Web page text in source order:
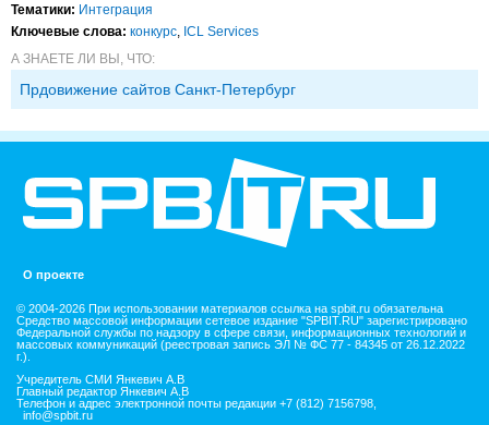
Тематики: Интеграция
Ключевые слова: конкурс ICL Services
А ЗНАЕТЕ ЛИ ВЫ, ЧТО:
Прдовижение сайтов Санкт-Петербург
О проекте
© 2004-2026 При использовании материалов ссылка на spbit.ru обязательна
Средство массовой информации сетевое издание "SPBIT.RU" зарегистрировано
Федеральной службы по надзору в сфере связи, информационных технологий и
массовых коммуникаций (реестровая запись ЭЛ № ФС 77 - 84345 от 26.12.2022
г.).
Учредитель СМИ Янкевич А.В
Главный редактор Янкевич А.В
Телефон и адрес электронной почты редакции +7 (812) 7156798,
info@spbit.ru